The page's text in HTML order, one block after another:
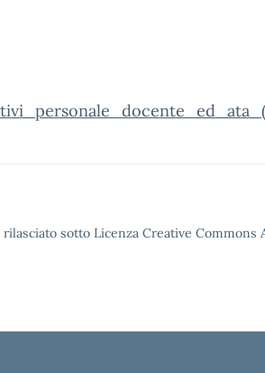
sotto Licenza Creative Commons